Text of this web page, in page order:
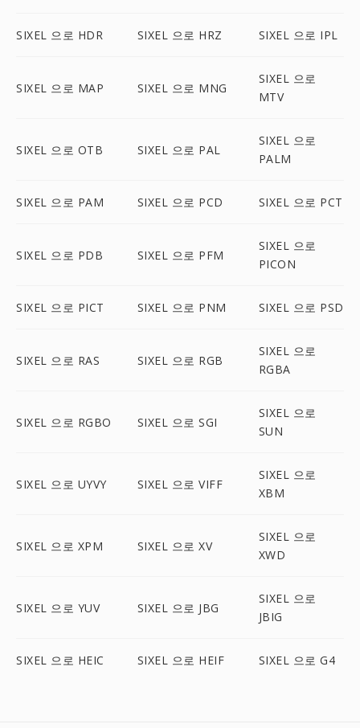
SIXEL 으로 HDR SIXEL 으로 HRZ SIXEL 으로 IPL
SIXEL 으로 MAP SIXEL 으로 MNG
SIXEL 으로
MTV
SIXEL 으로 OTB SIXEL 으로 PAL
SIXEL 으로
PALM
SIXEL 으로 PAM SIXEL 으로 PCD SIXEL 으로 PCT
SIXEL 으로 PDB SIXEL 으로 PFM
SIXEL 으로
PICON
SIXEL 으로 PICT SIXEL 으로 PNM SIXEL 으로 PSD
SIXEL 으로 RAS SIXEL 으로 RGB
SIXEL 으로
RGBA
SIXEL 으로 RGBO SIXEL 으로 SGI
SIXEL 으로
SUN
SIXEL 으로 UYVY SIXEL 으로 VIFF
SIXEL 으로
XBM
SIXEL 으로 XPM SIXEL 으로 XV
SIXEL 으로
XWD
SIXEL 으로 YUV SIXEL 으로 JBG
SIXEL 으로
JBIG
SIXEL 으로 HEIC SIXEL 으로 HEIF SIXEL 으로 G4